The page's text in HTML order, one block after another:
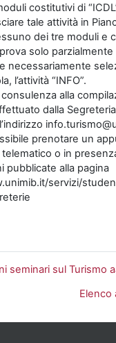
costitutivi di
tale attività in
dei tre moduli e
solo
necessariamente
l’attività “INFO”.
alla
dalla
prenotare un
o in
pubblicate alla pagina
servizi/
seminari sul Turismo
Elenco